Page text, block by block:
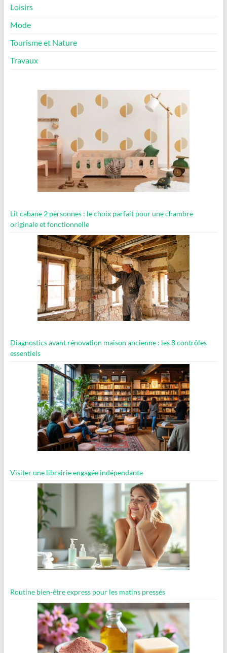
Loisirs
Mode
Tourisme et Nature
Travaux
Lit cabane 2 personnes : le choix parfait pour une chambre
originale et fonctionnelle
Diagnostics avant rénovation maison ancienne : les 8 contrôles
essentiels
Visiter une librairie engagée indépendante
Routine bien-être express pour les matins pressés